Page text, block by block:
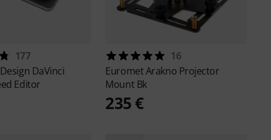
177
DaVinci
Editor
16
EurometArakno Projector
Mount Bk
235 €